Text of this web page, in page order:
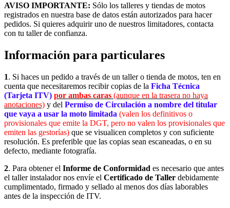
AVISO IMPORTANTE: Sólo los talleres y tiendas de motos
registrados en nuestra base de datos están autorizados para hacer
pedidos. Si quieres adquirir uno de nuestros limitadores, contacta
con tu taller de confianza.
Información para particulares
1. Si haces un pedido a través de un taller o tienda de motos, ten en
cuenta que necesitaremos recibir copias de la Ficha Técnica
(Tarjeta ITV) por ambas caras (aunque en la trasera no haya
anotaciones) y del Permiso de Circulación a nombre del titular
que vaya a usar la moto limitada (valen los definitivos o
provisionales que emite la DGT, pero no valen los provisionales que
emiten las gestorías) que se visualicen completos y con suficiente
resolución. Es preferible que las copias sean escaneadas, o en su
defecto, mediante fotografía.
2. Para obtener el Informe de Conformidad es necesario que antes
el taller instalador nos envíe el Certificado de Taller debidamente
cumplimentado, firmado y sellado al menos dos días laborables
antes de la inspección de ITV.